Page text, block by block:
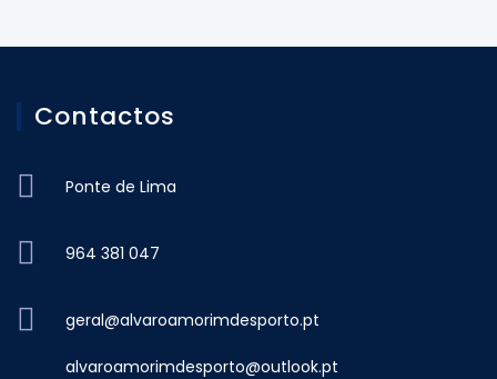
Contactos
Ponte de Lima
964 381 047
geral@alvaroamorimdesporto.pt
alvaroamorimdesporto@outlook.pt